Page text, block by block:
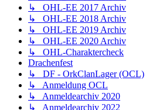
↳ OHL-EE 2017 Archiv
↳ OHL-EE 2018 Archiv
↳ OHL-EE 2019 Archiv
↳ OHL-EE 2020 Archiv
↳ OHL-Charaktercheck
Drachenfest
↳ DF - OrkClanLager (OCL)
↳ Anmeldung OCL
↳ Anmeldearchiv 2020
↳ Anmeldearchiv 2022